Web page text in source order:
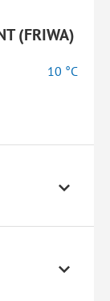
(FRIWA)
10 °C